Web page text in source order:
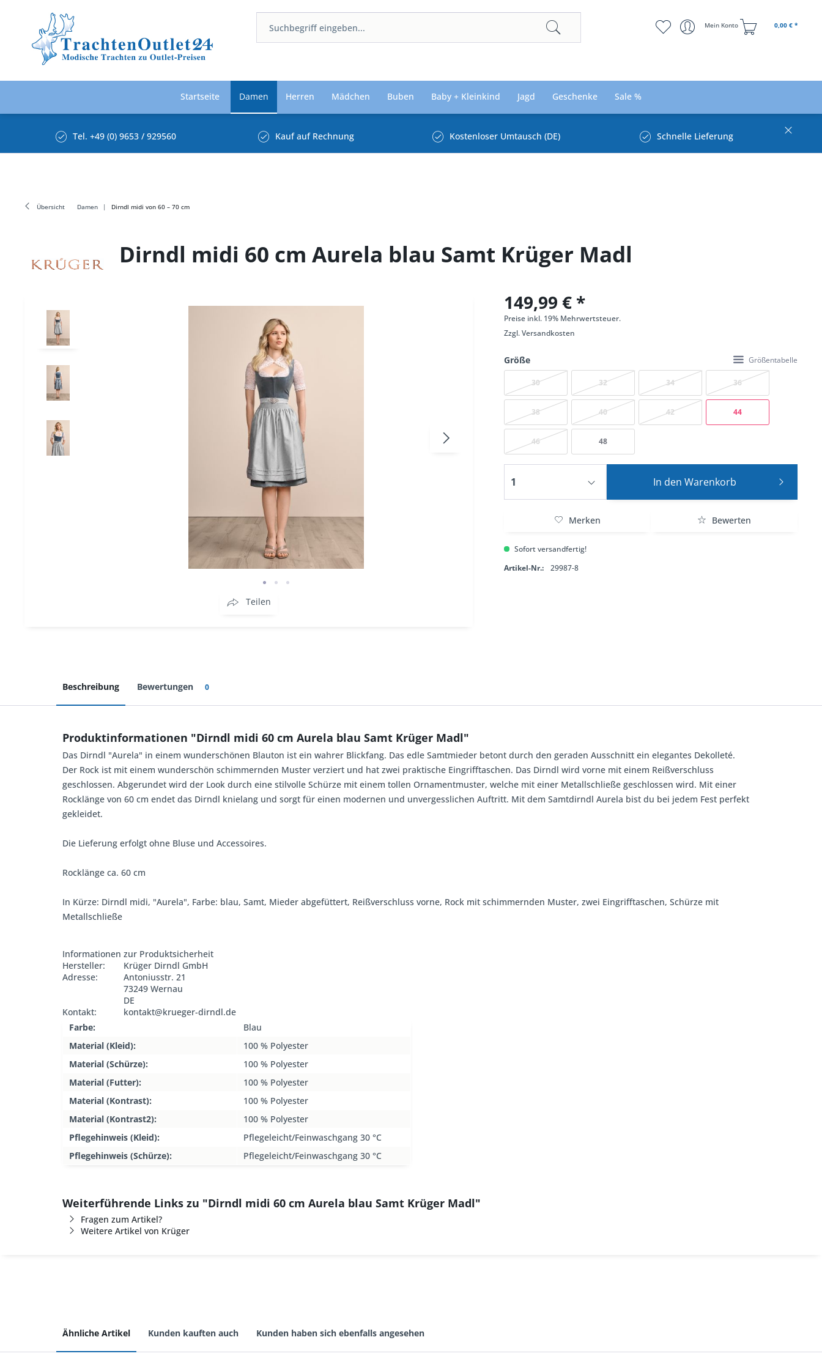
Mein Konto 0,00 € *
Startseite Damen Herren Mädchen Buben Baby + Kleinkind Jagd Geschenke Sale %
Tel. +49 (0) 9653 / 929560 Kauf auf Rechnung Kostenloser Umtausch (DE) Schnelle Lieferung
Übersicht Damen Dirndl midi von 60 – 70 cm
Dirndl midi 60 cm Aurela blau Samt Krüger Madl
Teilen
149,99 € *
Preise inkl. 19% Mehrwertsteuer.
Zzgl.Versandkosten
Größe Größentabelle
30 32 34 36
38 40 42 44
46 48
In den Warenkorb
Merken Bewerten
Sofort versandfertig!
Artikel-Nr.:
29987-8
Beschreibung Bewertungen 0
Produktinformationen "Dirndl midi 60 cm Aurela blau Samt Krüger Madl"
Das Dirndl "Aurela" in einem wunderschönen Blauton ist ein wahrer Blickfang. Das edle Samtmieder betont durch den geraden Ausschnitt ein elegantes Dekolleté.
Der Rock ist mit einem wunderschön schimmernden Muster verziert und hat zwei praktische Eingrifftaschen. Das Dirndl wird vorne mit einem Reißverschluss
geschlossen. Abgerundet wird der Look durch eine stilvolle Schürze mit einem tollen Ornamentmuster, welche mit einer Metallschließe geschlossen wird. Mit einer
Rocklänge von 60 cm endet das Dirndl knielang und sorgt für einen modernen und unvergesslichen Auftritt. Mit dem Samtdirndl Aurela bist du bei jedem Fest perfekt
gekleidet.
Die Lieferung erfolgt ohne Bluse und Accessoires.
Rocklänge ca. 60 cm
In Kürze: Dirndl midi, "Aurela", Farbe: blau, Samt, Mieder abgefüttert, Reißverschluss vorne, Rock mit schimmernden Muster, zwei Eingrifftaschen, Schürze mit
Metallschließe
Informationen zur Produktsicherheit
Hersteller:
Krüger Dirndl GmbH
Adresse:
Antoniusstr. 21
73249 Wernau
DE
Kontakt:
kontakt@krueger-dirndl.de
Farbe:
Blau
Material (Kleid):
100 % Polyester
Material (Schürze):
100 % Polyester
Material (Futter):
100 % Polyester
Material (Kontrast):
100 % Polyester
Material (Kontrast2):
100 % Polyester
Pflegehinweis (Kleid):
Pflegeleicht/Feinwaschgang 30 °C
Pflegehinweis (Schürze):
Pflegeleicht/Feinwaschgang 30 °C
Weiterführende Links zu "Dirndl midi 60 cm Aurela blau Samt Krüger Madl"
Fragen zum Artikel?
Weitere Artikel von Krüger
Ähnliche Artikel Kunden kauften auch Kunden haben sich ebenfalls angesehen